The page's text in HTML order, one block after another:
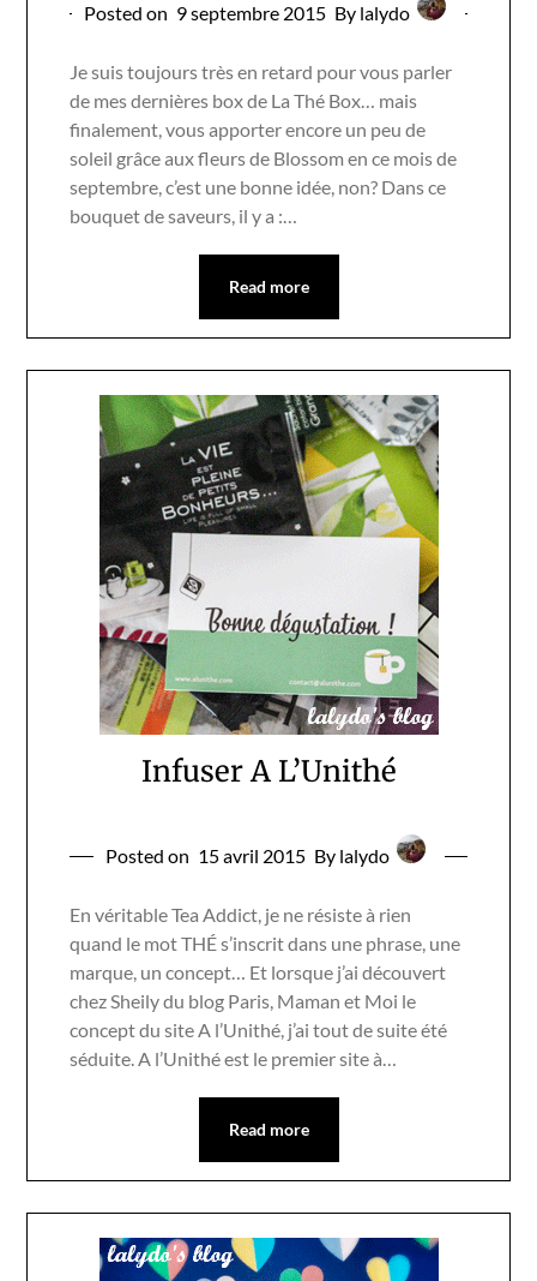
Posted on 9 septembre 2015 By lalydo
Je suis toujours très en retard pour vous parler
de mes dernières box de La Thé Box… mais
finalement, vous apporter encore un peu de
soleil grâce aux fleurs de Blossom en ce mois de
septembre, c’est une bonne idée, non? Dans ce
bouquet de saveurs, il y a :…
Read more
Infuser A L’Unithé
Posted on 15 avril 2015 By lalydo
En véritable Tea Addict, je ne résiste à rien
quand le mot THÉ s’inscrit dans une phrase, une
marque, un concept… Et lorsque j’ai découvert
chez Sheily du blog Paris, Maman et Moi le
concept du site A l’Unithé, j’ai tout de suite été
séduite. A l’Unithé est le premier site à…
Read more